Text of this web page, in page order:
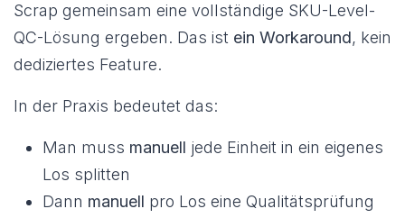
Scrap gemeinsam eine vollständige SKU-Level-
QC-Lösung ergeben. Das ist ein Workaround, kein
dediziertes Feature.
In der Praxis bedeutet das:
Man muss manuell jede Einheit in ein eigenes
Los splitten
Dann manuell pro Los eine Qualitätsprüfung